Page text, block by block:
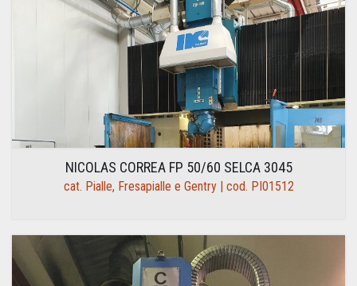
NICOLAS CORREA FP 50/60 SELCA 3045
cat. Pialle, Fresapialle e Gentry | cod. PI01512